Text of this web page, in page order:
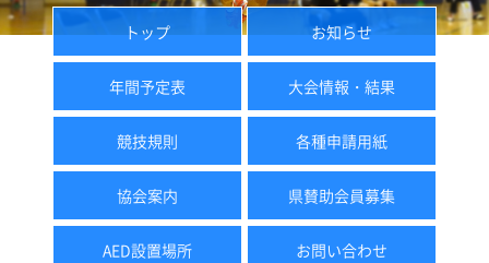
トップ お知らせ
年間予定表 大会情報・結果
競技規則 各種申請用紙
協会案内 県賛助会員募集
AED設置場所 お問い合わせ